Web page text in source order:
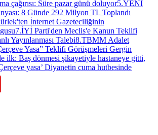
çağırısı: Süre pazar günü doluyor5.YENİ
8 Günde 292 Milyon TL Toplandı
İnternet Gazeteciliğinin
7.İYİ Parti'den Meclis'e Kanun Teklifi
Yayınlanması Talebi8.TBMM Adalet
Yasa” Teklifi Görüşmeleri Gergin
ilk: Baş dönmesi şikayetiyle hastaneye gitti,
yasa’ Diyanetin cuma hutbesinde